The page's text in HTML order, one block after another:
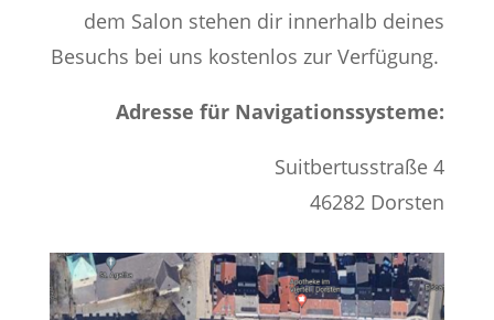
dem Salon stehen dir innerhalb deines
Besuchs bei uns kostenlos zur Verfügung.
Adresse für Navigationssysteme:
Suitbertusstraße 4
46282 Dorsten